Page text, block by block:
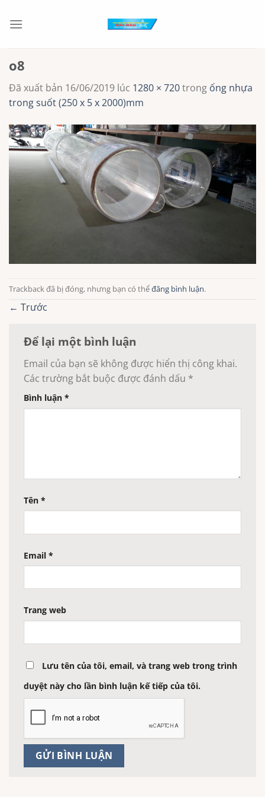
đến
o8
Đã xuất bản 16/06/2019 lúc 1280 × 720trong ống nhựa
trong suốt (250 x 5 x 2000)mm
Trackback đã bị đóng, nhưng bạn có thểđăng bình luận.
← Trước
Để lại một bình luận
Email của bạn sẽ không được hiển thị công khai.
Các trường bắt buộc được đánh dấu *
Bình luận *
Tên *
Email *
Trang web
Lưu tên của tôi, email, và trang web trong trình
duyệt này cho lần bình luận kế tiếp của tôi.